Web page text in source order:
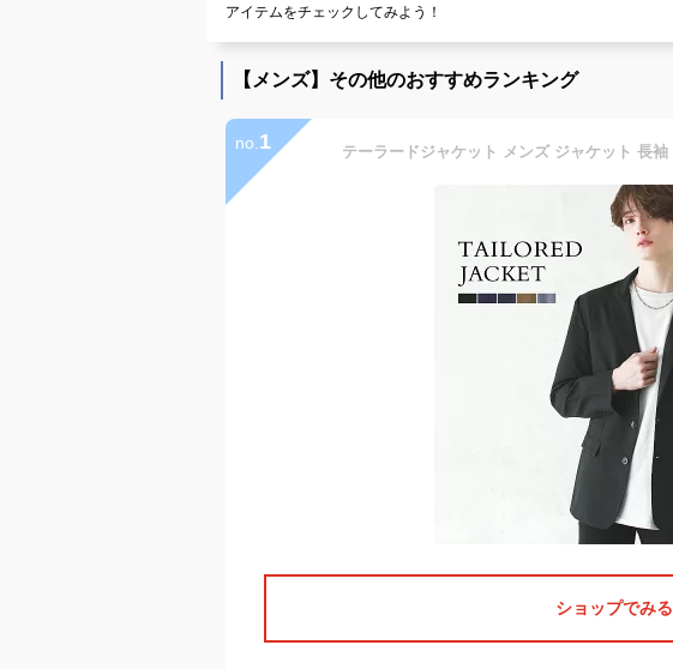
アイテムをチェックしてみよう！
【メンズ】その他のおすすめランキング
no. 1
ショップでみる